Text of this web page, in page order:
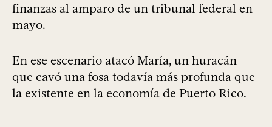
finanzas al amparo de un tribunal federal en
mayo.
En ese escenario atacó María, un huracán
que cavó una fosa todavía más profunda que
la existente en la economía de Puerto Rico.